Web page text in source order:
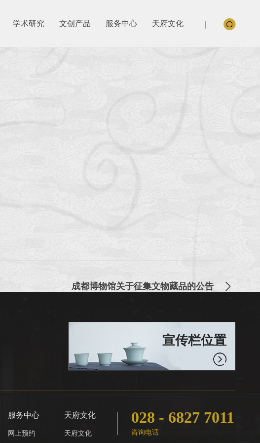
学术研究 文创产品 服务中心 天府文化
成都博物馆关于征集文物藏品的公告
宣传栏位置
服务中心
网上预约
天府文化
天府文化
028 - 6827 7011
咨询电话